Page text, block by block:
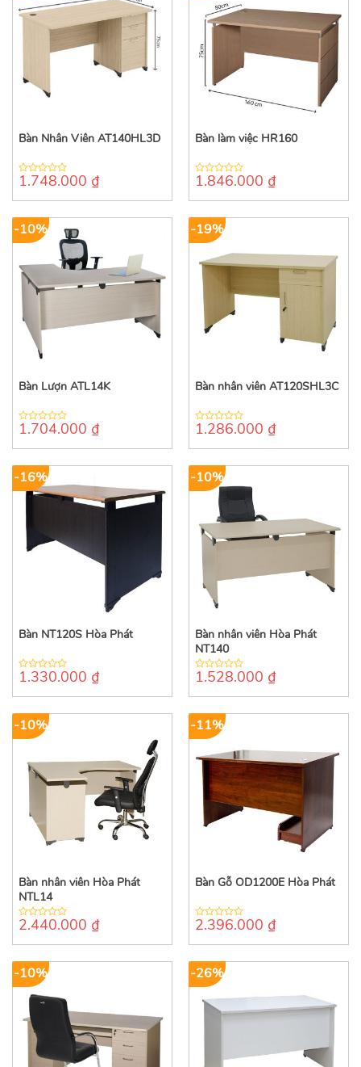
Bàn Nhân Viên AT140HL3D
0
of
1.748.000 ₫
Bàn làm việc HR160
0
of
1.846.000 ₫
-10%
Bàn Lượn ATL14K
0
of
1.704.000 ₫
-19%
Bàn nhân viên AT120SHL3C
0
of
1.286.000 ₫
-16%
Bàn NT120S Hòa Phát
0
of
1.330.000 ₫
-10%
Bàn nhân viên Hòa Phát
NT140
0
of
1.528.000 ₫
-10%
Bàn nhân viên Hòa Phát
NTL14
0
of
2.440.000 ₫
-11%
Bàn Gỗ OD1200E Hòa Phát
0
of
2.396.000 ₫
-10% -26%